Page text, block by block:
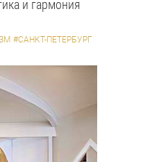
и гармония
#САНКТ-ПЕТЕРБУРГ